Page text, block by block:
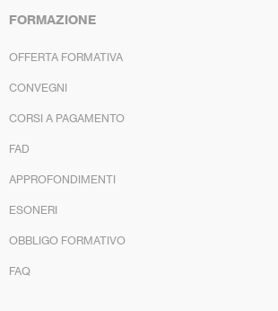
FORMAZIONE
OFFERTA FORMATIVA
CONVEGNI
CORSI A PAGAMENTO
FAD
APPROFONDIMENTI
ESONERI
OBBLIGO FORMATIVO
FAQ